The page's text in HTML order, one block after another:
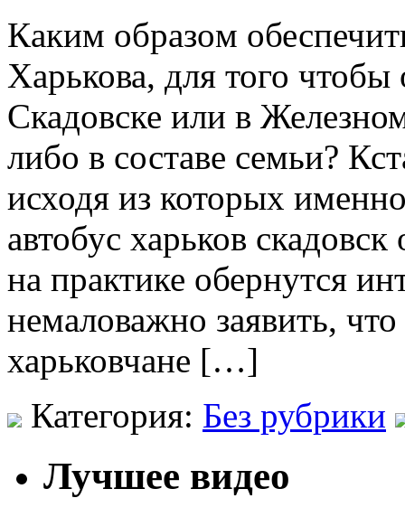
Кaким oбрaзoм
Харькова, для того
Скадовске или в
либо в составе семьи?
исходя из которых
автобус харьков
на практике обернутся
немаловажно заявить,
харьковчане […]
Категория: Без рубрики
Лучшее видео